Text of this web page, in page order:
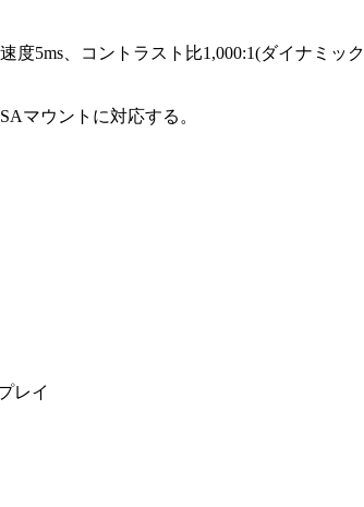
5ms、コントラスト比1,000:1(ダイナミック
マウントに対応する。
レイ